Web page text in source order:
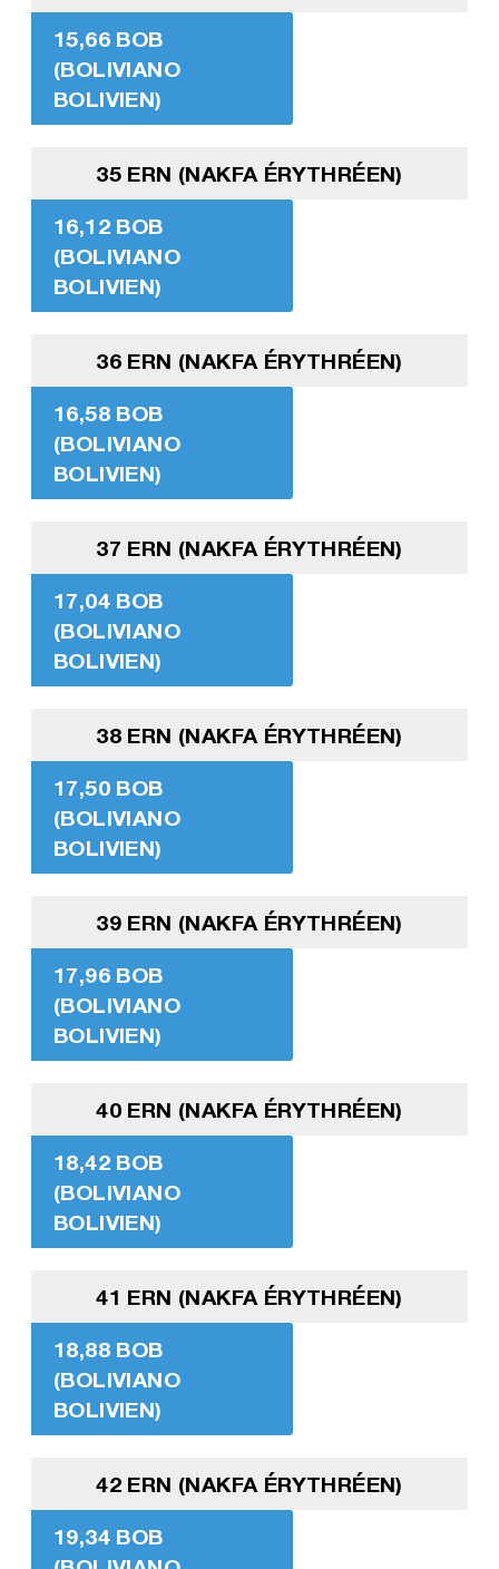
15,66 BOB
(BOLIVIANO
BOLIVIEN)
35 ERN (NAKFA ÉRYTHRÉEN)
16,12 BOB
(BOLIVIANO
BOLIVIEN)
36 ERN (NAKFA ÉRYTHRÉEN)
16,58 BOB
(BOLIVIANO
BOLIVIEN)
37 ERN (NAKFA ÉRYTHRÉEN)
17,04 BOB
(BOLIVIANO
BOLIVIEN)
38 ERN (NAKFA ÉRYTHRÉEN)
17,50 BOB
(BOLIVIANO
BOLIVIEN)
39 ERN (NAKFA ÉRYTHRÉEN)
17,96 BOB
(BOLIVIANO
BOLIVIEN)
40 ERN (NAKFA ÉRYTHRÉEN)
18,42 BOB
(BOLIVIANO
BOLIVIEN)
41 ERN (NAKFA ÉRYTHRÉEN)
18,88 BOB
(BOLIVIANO
BOLIVIEN)
42 ERN (NAKFA ÉRYTHRÉEN)
19,34 BOB